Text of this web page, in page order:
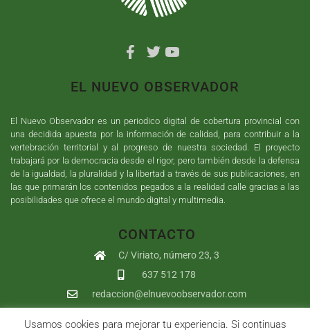
EL NUEVO OBSERVADOR
El Nuevo Observador es un periodico digital de cobertura provincial con
una decidida apuesta por la información de calidad, para contribuir a la
vertebración territorial y al progreso de nuestra sociedad. El proyecto
trabajará por la democracia desde el rigor, pero también desde la defensa
de la igualdad, la pluralidad y la libertad a través de sus publicaciones, en
las que primarán los contenidos pegados a la realidad calle gracias a las
posibilidades que ofrece el mundo digital y multimedia.
CONTACTO
C/ Viriato, número 23, 3
637 512 178
redaccion@elnuevoobservador.com
Usamos cookies para mejorar tu experiencia. Si continuas